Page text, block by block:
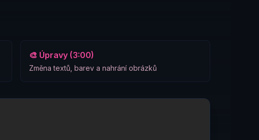
🎨 Úpravy (3:00)
Změna textů, barev a nahrání obrázků